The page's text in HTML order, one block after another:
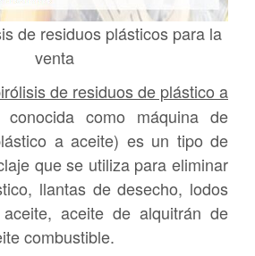
de residuos plásticos para la
venta
de residuos de plástico a
conocida como máquina de
a aceite) es un tipo de
que se utiliza para eliminar
llantas de desecho, lodos
aceite de alquitrán de
combustible.